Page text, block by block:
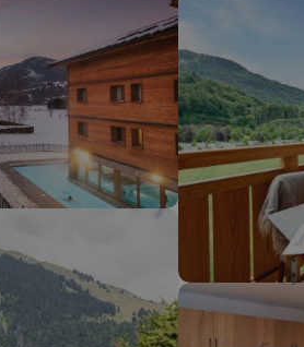
resultado que corresponda à sua
perdeu o seu caminho. Assim